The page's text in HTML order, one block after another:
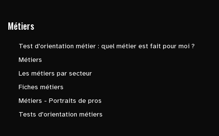
Métiers
Test d'orientation métier : quel métier est fait pour moi ?
Métiers
Les métiers par secteur
Fiches métiers
Métiers - Portraits de pros
Tests d'orientation métiers